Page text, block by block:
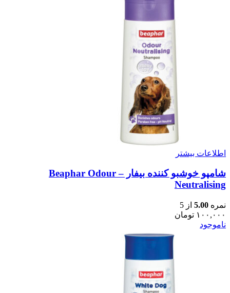
اطلاعات بیشتر
شامپو خوشبو کننده بیفار – Beaphar Odour
Neutralising
نمره 5.00 از 5
۱۰۰,۰۰۰ تومان
ناموجود